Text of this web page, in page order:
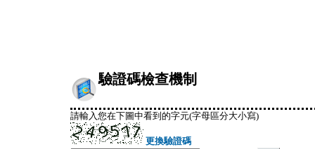
驗證碼檢查機制
請輸入您在下圖中看到的字元(字母區分大小寫)
更換驗證碼